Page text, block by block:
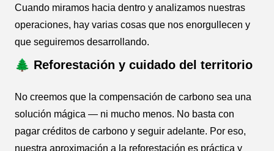
Cuando miramos hacia dentro y analizamos nuestras
operaciones, hay varias cosas que nos enorgullecen y
que seguiremos desarrollando.
🌲 Reforestación y cuidado del territorio
No creemos que la compensación de carbono sea una
solución mágica — ni mucho menos. No basta con
pagar créditos de carbono y seguir adelante. Por eso,
nuestra aproximación a la reforestación es práctica y